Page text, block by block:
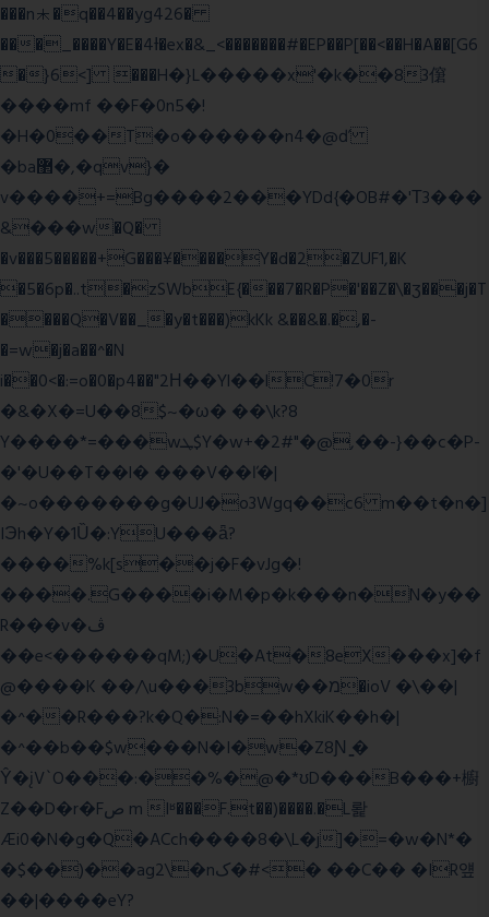
���n⯸�q��4��yg426�
���_����Y�E�4Ɨ�ex�&_<�������#�EP��P[��<��H�A��[G6
�}6<] ���H�}L�����x'�k��83僒
����mf ��F�0n5�!
�H�0��T�o������n4�@ď
�ba޲�,�qv}�
v����+=Bg����2���YDd{�OB#�'Τ3���
&���w�Q�
�v���5�����+G���¥����Y�d�2�ZUF1,�K
�5�6p�..t�zSWbE{���7�R�P�'��Z�\�ʒ���j�T
����Q�V��_�y�t���)kKk &��&�.�,�-
�=w�j�a��^�N
i��0<�:=o�0�p4��"2Η��Yl��lC!7�0r
�&�X�=U��8$~�ω� ��\k?8
Y����*=���wܛ$Y�w+�2#"�@,��-}��c�P-
�'�U��T��l� ���V��ľ�|
�~o�������g�UJ�o3Wgq��c6 m��t�n�]
IЭh�Y�1Ȕ�:YU���ǟ?
����%k[s��j�F�vJg�!
����.G����i�M�p�k���n�N�y��
R���v�ڤ
��e<������qM;)�U�At�8eX���x]�f
@����K ��/\u���3bw��מ�ioV �\��|
�^��R���?k�Q�:N�=��hXkiK��h�|
�^��b��$w���N�I�w�Z8Ɲ ͚�
Ŷ�įV`O���:��%�@�*ʊD���B���+櫥
Z��D�r�Fص m Iʶ���F.t��)����.�L뢅
Æi0�N�g�Q�ACch����8�\L�j]�=�w�N*�
�$��)��ag2\�nک�#<� ��C�� �IR얲
��|����eY?